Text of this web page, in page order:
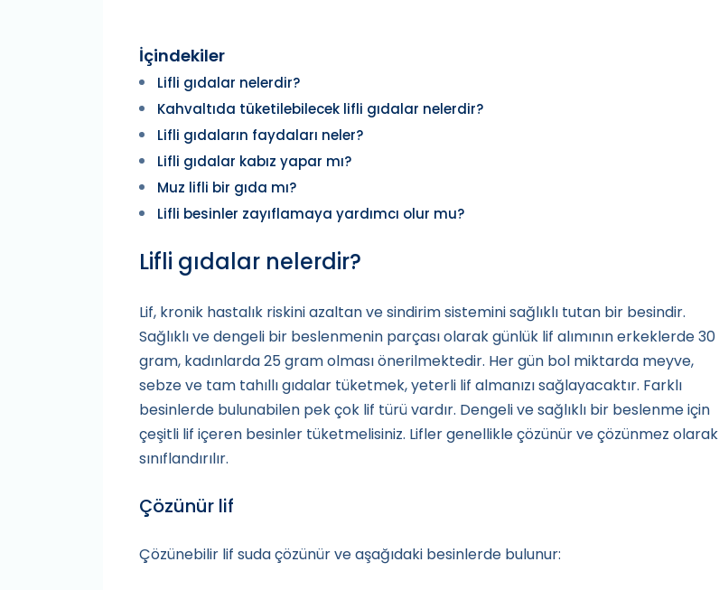
İçindekiler
Lifli gıdalar nelerdir?
Kahvaltıda tüketilebilecek lifli gıdalar nelerdir?
Lifli gıdaların faydaları neler?
Lifli gıdalar kabız yapar mı?
Muz lifli bir gıda mı?
Lifli besinler zayıflamaya yardımcı olur mu?
Lifli gıdalar nelerdir?
Lif, kronik hastalık riskini azaltan ve sindirim sistemini sağlıklı tutan bir besindir.
Sağlıklı ve dengeli bir beslenmenin parçası olarak günlük lif alımının erkeklerde 30
gram, kadınlarda 25 gram olması önerilmektedir. Her gün bol miktarda meyve,
sebze ve tam tahıllı gıdalar tüketmek, yeterli lif almanızı sağlayacaktır. Farklı
besinlerde bulunabilen pek çok lif türü vardır. Dengeli ve sağlıklı bir beslenme için
çeşitli lif içeren besinler tüketmelisiniz. Lifler genellikle çözünür ve çözünmez olarak
sınıflandırılır.
Çözünür lif
Çözünebilir lif suda çözünür ve aşağıdaki besinlerde bulunur: